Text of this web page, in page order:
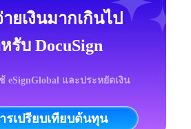
ยเงินมากเกินไป
รับ DocuSign
eSignGlobal และประหยัดเงิน
รเปรียบเทียบต้นทุน